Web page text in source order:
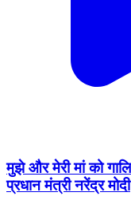
मुझे और मेरी मां को
प्रधान मंत्री नरेंद्र मोदी